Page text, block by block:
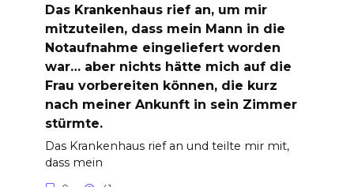
Das Krankenhaus rief an, um mir
mitzuteilen, dass mein Mann in die
Notaufnahme eingeliefert worden
war… aber nichts hätte mich auf die
Frau vorbereiten können, die kurz
nach meiner Ankunft in sein Zimmer
stürmte.
Das Krankenhaus rief an und teilte mir mit,
dass mein